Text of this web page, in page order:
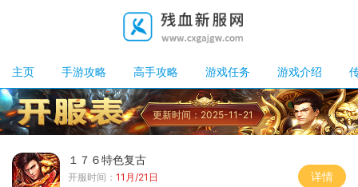
主页 手游攻略 高手攻略 游戏任务 游戏介绍
更新时间：2025-11-21
１７６特色复古
开服时间： 11月/21日
详情